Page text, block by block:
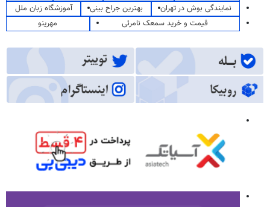
نمایندگی بوش در تهران
بهترین جراح بینی
آموزشگاه زبان ملل
قیمت و خرید سمعک نامرئی
مهرینو